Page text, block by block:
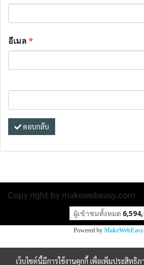
อีเมล*
ตอบกลับ
Copy right by makewebeasy.com
ผู้เข้าชมวันนี้
Powered by
เว็บไซต์นี้มีการใช้งานคุกกี้ เพื่อเพิ่มประสิท